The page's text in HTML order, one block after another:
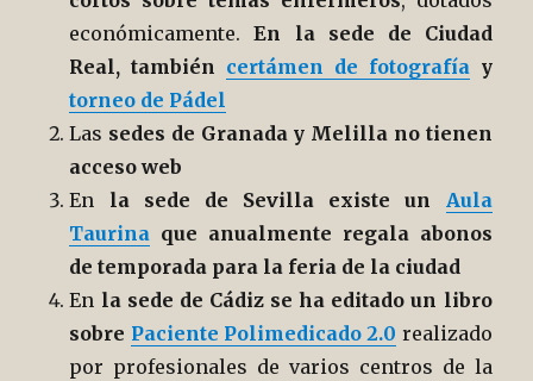
económicamente.En la sede de Ciudad
Real, también certámen de fotografíay
torneo de Pádel
Las sedes de Granada y Melilla no tienen
acceso web
En la sede de Sevilla existe un Aula
Taurina que anualmente regala abonos
de temporada para la feria de la ciudad
En la sede de Cádiz se ha editado un libro
sobre Paciente Polimedicado 2.0 realizado
por profesionales de varios centros de la